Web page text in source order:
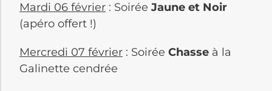
Mardi 06 février : Soirée Jaune et Noir
(apéro offert !)
Mercredi 07 février : Soirée Chasse à la
Galinette cendrée